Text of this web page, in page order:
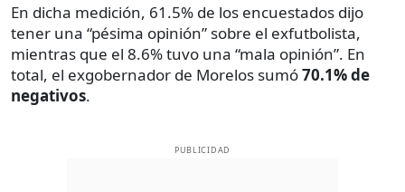
En dicha medición, 61.5% de los encuestados dijo
tener una “pésima opinión” sobre el exfutbolista,
mientras que el 8.6% tuvo una “mala opinión”. En
total, el exgobernador de Morelos sumó70.1% de
negativos.
PUBLICIDAD